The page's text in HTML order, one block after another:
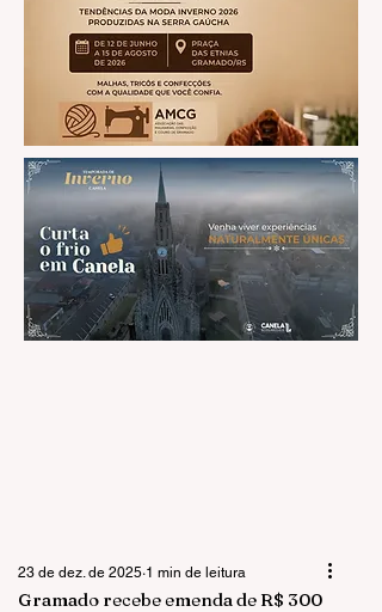
Gramado recebe emenda de R$ 300
23 de dez. de 2025 1 min de leitura